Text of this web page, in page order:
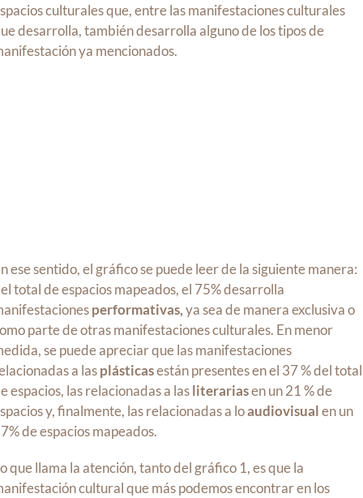
culturales que, entre las manifestaciones culturales
desarrolla, también desarrolla alguno de los tipos de
ya mencionados.
ese sentido, el gráfico se puede leer de la siguiente manera:
total de espacios mapeados, el 75% desarrolla
performativas,ya sea de manera exclusiva o
parte de otras manifestaciones culturales. En menor
se puede apreciar que las manifestaciones
a lasplásticasestán presentes en el 37 % del total
espacios, las relacionadas a lasliterariasen un 21 % de
y, finalmente, las relacionadas a loaudiovisualen un
de espacios mapeados.
que llama la atención, tanto del gráfico 1, es que la
cultural que más podemos encontrar en los